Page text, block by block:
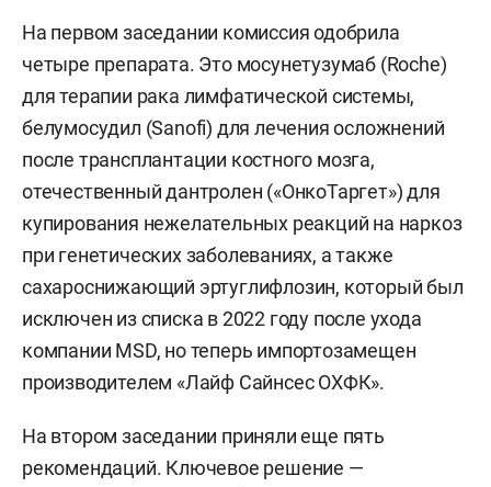
На первом заседании комиссия одобрила
четыре препарата. Это мосунетузумаб (Roche)
для терапии рака лимфатической системы,
белумосудил (Sanofi) для лечения осложнений
после трансплантации костного мозга,
отечественный дантролен («ОнкоТаргет») для
купирования нежелательных реакций на наркоз
при генетических заболеваниях, а также
сахароснижающий эртуглифлозин, который был
исключен из списка в 2022 году после ухода
компании MSD, но теперь импортозамещен
производителем «Лайф Сайнсес ОХФК».
На втором заседании приняли еще пять
рекомендаций. Ключевое решение —